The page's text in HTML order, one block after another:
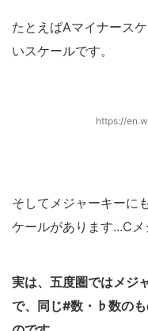
たとえばAマイナース
いスケールです。
https://
そしてメジャーキーに
ケールがあります...Cメ
実は、五度圏ではメジ
で、同じ#数・♭数のも